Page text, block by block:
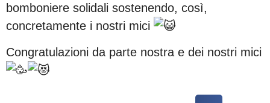
bomboniere solidali sostenendo, così,
concretamente i nostri mici
Congratulazioni da parte nostra e dei nostri mici